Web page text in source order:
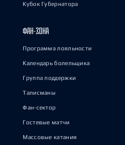
Кубок Губернатора
ФАН-ЗОНА
Программа лояльности
Календарь болельщика
Группа поддержки
Талисманы
Фан-сектор
Гостевые матчи
Массовые катания